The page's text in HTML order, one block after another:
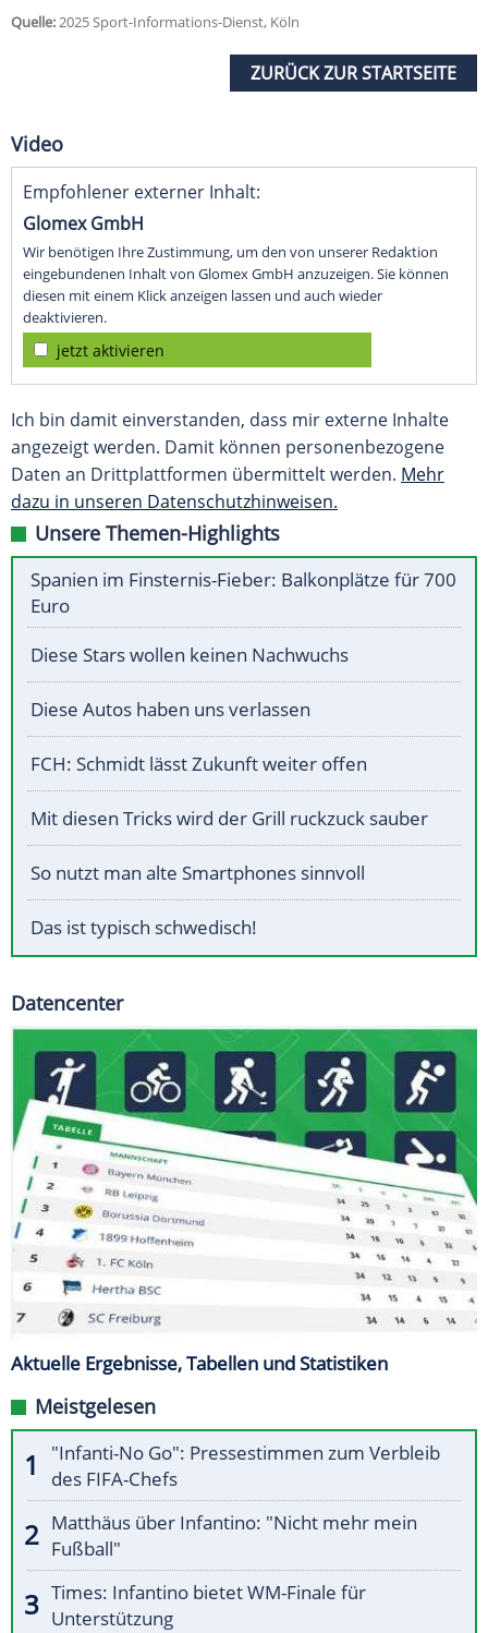
Quelle:2025 Sport-Informations-Dienst, Köln
ZURÜCK ZUR STARTSEITE
Video
Empfohlener externer Inhalt:
Glomex GmbH
Wir benötigen Ihre Zustimmung, um den von unserer Redaktion
eingebundenen Inhalt von Glomex GmbH anzuzeigen. Sie können
diesen mit einem Klick anzeigen lassen und auch wieder
deaktivieren.
jetzt aktivieren
Ich bin damit einverstanden, dass mir externe Inhalte
angezeigt werden. Damit können personenbezogene
Daten an Drittplattformen übermittelt werden. Mehr
dazu in unseren Datenschutzhinweisen.
Unsere Themen-Highlights
Spanien im Finsternis-Fieber: Balkonplätze für 700
Euro
Diese Stars wollen keinen Nachwuchs
Diese Autos haben uns verlassen
FCH: Schmidt lässt Zukunft weiter offen
Mit diesen Tricks wird der Grill ruckzuck sauber
So nutzt man alte Smartphones sinnvoll
Das ist typisch schwedisch!
Datencenter
Aktuelle Ergebnisse, Tabellen und Statistiken
Meistgelesen
"Infanti-No Go": Pressestimmen zum Verbleib
des FIFA-Chefs
Matthäus über Infantino: "Nicht mehr mein
Fußball"
Times: Infantino bietet WM-Finale für
Unterstützung